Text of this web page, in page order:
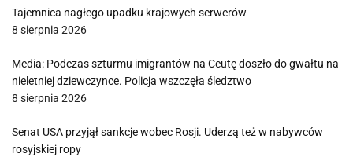
Tajemnica nagłego upadku krajowych serwerów
8 sierpnia 2026
Media: Podczas szturmu imigrantów na Ceutę doszło do gwałtu na
nieletniej dziewczynce. Policja wszczęła śledztwo
8 sierpnia 2026
Senat USA przyjął sankcje wobec Rosji. Uderzą też w nabywców
rosyjskiej ropy